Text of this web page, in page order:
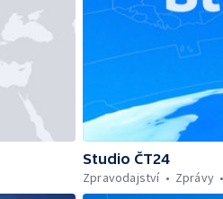
Studio ČT24
Zpravodajství
Zprávy